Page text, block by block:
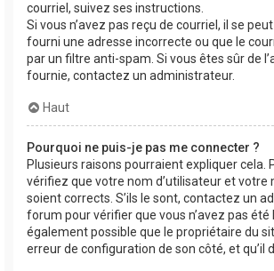
courriel, suivez ses instructions.
Si vous n’avez pas reçu de courriel, il se
fourni une adresse incorrecte ou que le
par un filtre anti-spam. Si vous êtes sûr de
fournie, contactez un administrateur.
Haut
Pourquoi ne puis-je pas me connecter ?
Plusieurs raisons pourraient expliquer cela.
vérifiez que votre nom d’utilisateur et votre
soient corrects. S’ils le sont, contactez un
forum pour vérifier que vous n’avez pas été
également possible que le propriétaire du
erreur de configuration de son côté, et qu’il